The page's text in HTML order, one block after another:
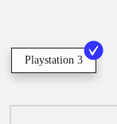
Playstation 3